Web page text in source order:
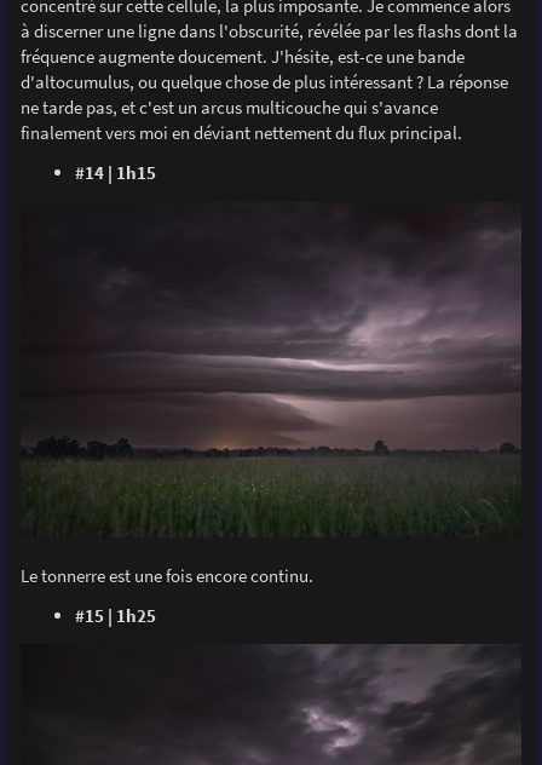
concentré sur cette cellule, la plus imposante. Je commence alors
à discerner une ligne dans l'obscurité, révélée par les flashs dont la
fréquence augmente doucement. J'hésite, est-ce une bande
d'altocumulus, ou quelque chose de plus intéressant ? La réponse
ne tarde pas, et c'est un arcus multicouche qui s'avance
finalement vers moi en déviant nettement du flux principal.
#14 | 1h15
Le tonnerre est une fois encore continu.
#15 | 1h25